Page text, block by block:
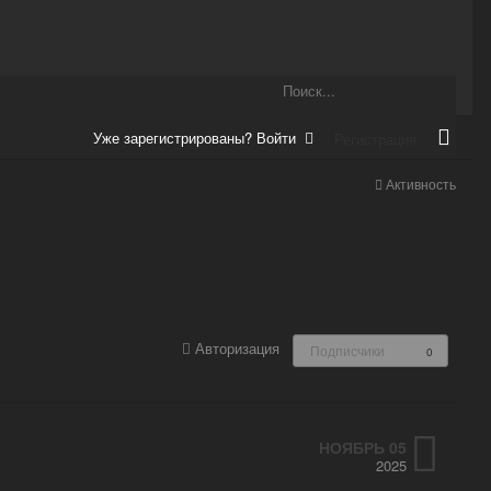
Уже зарегистрированы? Войти
Активность
Авторизация Подписчики 0
НОЯБРЬ 05
2025